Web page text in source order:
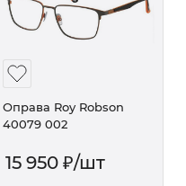
Оправа Roy Robson
40079 002
15 950₽/шт